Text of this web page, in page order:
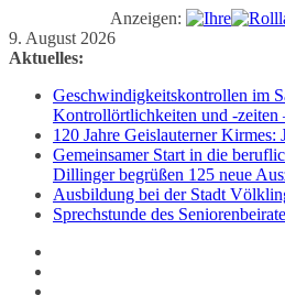
Anzeigen:
Zum
Inhalt
9. August 2026
Aktuelles:
Geschwindigkeitskontrollen im
Kontrollörtlichkeiten und -
120 Jahre Geislauterner Kirmes:
Gemeinsamer Start in die
Dillinger begrüßen 125 neue
Ausbildung bei der Stadt
Sprechstunde des